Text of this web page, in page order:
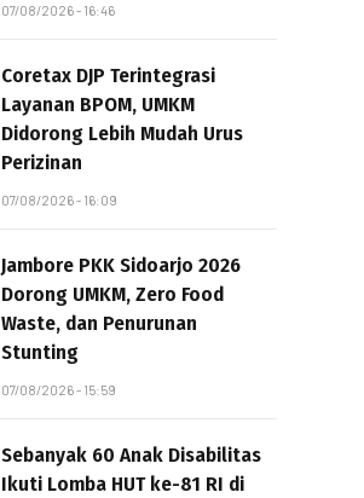
07/08/2026 - 16:46
Coretax DJP Terintegrasi
Layanan BPOM, UMKM
Didorong Lebih Mudah Urus
Perizinan
07/08/2026 - 16:09
Jambore PKK Sidoarjo 2026
Dorong UMKM, Zero Food
Waste, dan Penurunan
Stunting
07/08/2026 - 15:59
Sebanyak 60 Anak Disabilitas
Ikuti Lomba HUT ke-81 RI di